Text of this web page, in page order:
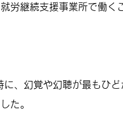
労継続支援事業所で働く
、幻覚や幻聴が最もひ
た。